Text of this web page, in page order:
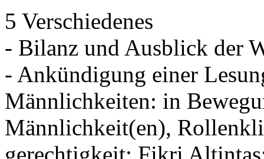
5 Verschiedenes
- Bilanz und Ausblick der
- Ankündigung einer
Männlichkeiten: in
Männlichkeit(en),